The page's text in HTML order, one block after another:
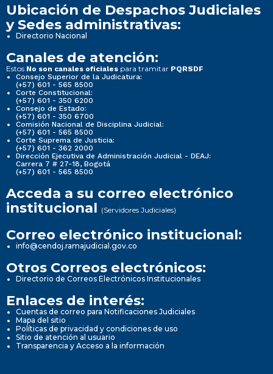
Ubicación de Despachos Judiciales
y Sedes administrativas:
Directorio Nacional
Canales de atención:
Estos No son canales oficiales para tramitar PQRSDF
Consejo Superior de la Judicatura:
(+57) 601 - 565 8500
Corte Constitucional:
(+57) 601 - 350 6200
Consejo de Estado:
(+57) 601 - 350 6700
Comisión Nacional de Disciplina Judicial:
(+57) 601 - 565 8500
Corte Suprema de Justicia:
(+57) 601 - 362 2000
Dirección Ejecutiva de Administración Judicial - DEAJ:
Carrera 7 # 27-18, Bogotá
(+57) 601 - 565 8500
Acceda a su correo electrónico
institucional (Servidores Judiciales)
Correo electrónico institucional:
info@cendoj.ramajudicial.gov.co
Otros Correos electrónicos:
Directorio de Correos Electrónicos Institucionales
Enlaces de interés:
Cuentas de correo para Notificaciones Judiciales
Mapa del sitio
Políticas de privacidad y condiciones de uso
Sitio de atención al usuario
Transparencia y Acceso a la información